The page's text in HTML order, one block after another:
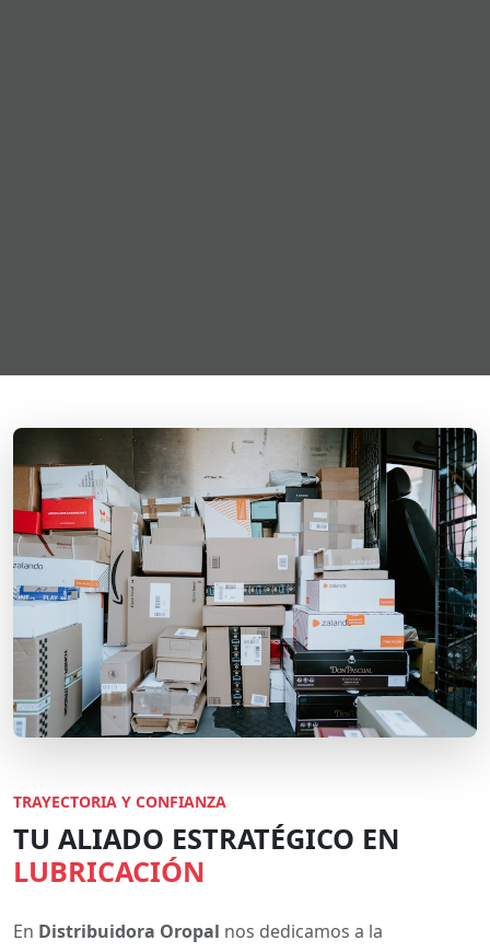
TRAYECTORIA Y CONFIANZA
TU ALIADO ESTRATÉGICO EN
LUBRICACIÓN
En Distribuidora Oropal nos dedicamos a la